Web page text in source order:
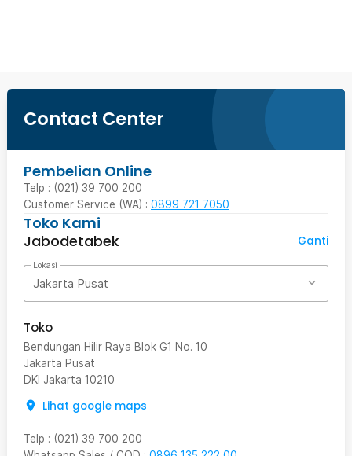
Contact Center
Pembelian Online
Telp : (021) 39 700 200
Customer Service (WA) : 0899 721 7050
Toko Kami
Jabodetabek
Ganti
Lokasi
Jakarta Pusat
Toko
Bendungan Hilir Raya Blok G1 No. 10
Jakarta Pusat
DKI Jakarta 10210
Lihat google maps
Telp : (021) 39 700 200